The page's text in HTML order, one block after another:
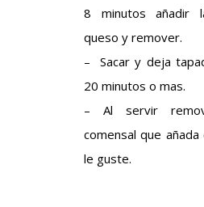
8 minutos añadir
queso y remover.
– Sacar y deja
20 minutos o mas.
– Al servir
comensal que
le guste.